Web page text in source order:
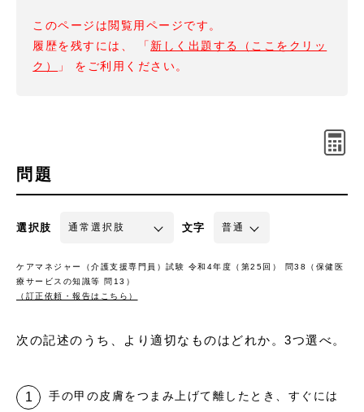
このページは閲覧用ページです。
履歴を残すには、 「 新しく出題する（ここをクリッ
ク）
」 をご利用ください。
問題
選択肢 文字
ケアマネジャー（介護支援専門員）試験 令和4年度（第25回） 問38（保健医
療サービスの知識等 問13）
（訂正依頼・報告はこちら）
次の記述のうち、より適切なものはどれか。3つ選べ。
手の甲の皮膚をつまみ上げて離したとき、すぐには